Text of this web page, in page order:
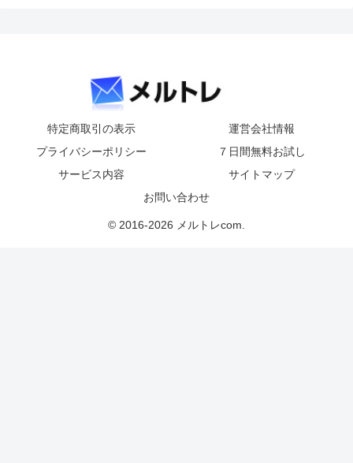
特定商取引の表示
運営会社情報
プライバシーポリシー
７日間無料お試し
サービス内容
サイトマップ
お問い合わせ
© 2016-2026 メルトレcom.